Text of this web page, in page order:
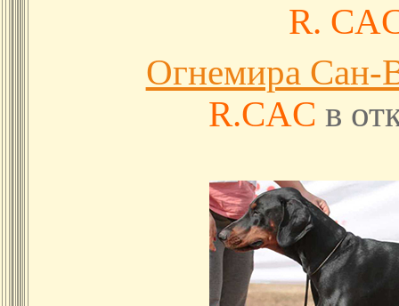
R.
Огнемира Сан-
R.CAC в